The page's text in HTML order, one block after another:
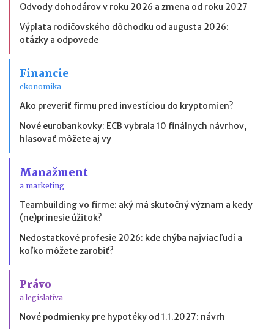
Odvody dohodárov v roku 2026 a zmena od roku 2027
Výplata rodičovského dôchodku od augusta 2026:
otázky a odpovede
Financie
ekonomika
Ako preveriť firmu pred investíciou do kryptomien?
Nové eurobankovky: ECB vybrala 10 finálnych návrhov,
hlasovať môžete aj vy
Manažment
a marketing
Teambuilding vo firme: aký má skutočný význam a kedy
(ne)prinesie úžitok?
Nedostatkové profesie 2026: kde chýba najviac ľudí a
koľko môžete zarobiť?
Právo
a legislatíva
Nové podmienky pre hypotéky od 1.1.2027: návrh